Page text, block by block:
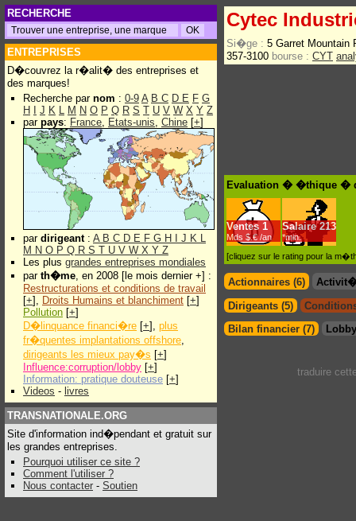
RECHERCHE
ENTREPRISES
D�couvrez la r�alit� des entreprises et
des marques!
Recherche par nom : 0-9 A B C D E F G
H
J K L M N O P Q R S T U V W X Y Z
par pays: France, Etats-unis, Chine [+]
par dirigeant: A B C D E F G H J K L
M N O P Q R S T U V W X Y Z
Les plus grandes entreprises mondiales
par th�me, en 2008 [le mois dernier +] :
Restructurations et conditions de travail
[+], Droits Humains et blanchiment [+]
Pollution [+]
D�linquance financi�re [+], plus
fr�quentes implantations offshore,
dirigeants les mieux pay�s [+]
Influence:corruption/lobby [+]
Information: pratique douteuse [+]
Videos - livres
TRANSNATIONALE.ORG
Site d'information ind�pendant et gratuit sur
les grandes entreprises.
Pourquoi utiliser ce site ?
Comment l'utiliser ?
Nous contacter - Soutien
Cytec
Si�ge : 5 Garret Mountain
357-3100 bourse : CYT
Evaluation � �thique �
Ventes 1
Mds $.€ /an
Salaire 213
*min.
[cliquez sur le rating pour la
Actionnaires (6)
Dirigeants (5)
Bilan financier (7)
traduire